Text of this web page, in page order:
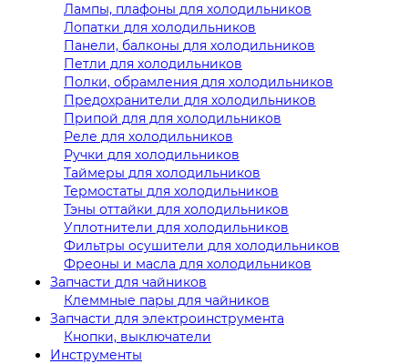
Лампы, плафоны для холодильников
Лопатки для холодильников
Панели, балконы для холодильников
Петли для холодильников
Полки, обрамления для холодильников
Предохранители для холодильников
Припой для для холодильников
Реле для холодильников
Ручки для холодильников
Таймеры для холодильников
Термостаты для холодильников
Тэны оттайки для холодильников
Уплотнители для холодильников
Фильтры осушители для холодильников
Фреоны и масла для холодильников
Запчасти для чайников
Клеммные пары для чайников
Запчасти для электроинструмента
Кнопки, выключатели
Инструменты